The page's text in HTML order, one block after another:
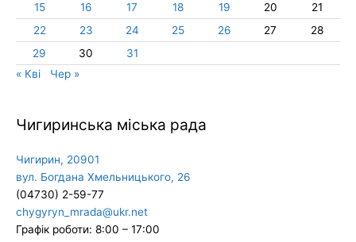
15
16 17 18 19 20
21
22
23 24 25 26 27
28
29
30
31
« Кві
Чер »
Чигиринська міська рада
Чигирин, 20901
вул. Богдана Хмельницького, 26
(04730) 2-59-77
chygyryn_mrada@ukr.net
Графік роботи: 8:00 – 17:00